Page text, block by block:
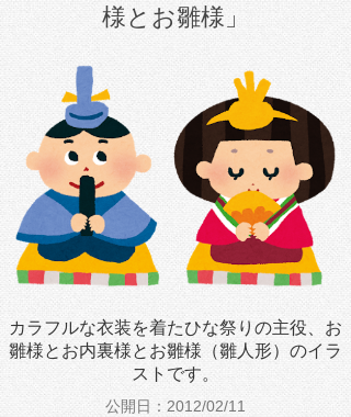
様とお雛様」
カラフルな衣装を着たひな祭りの主役、お
雛様とお内裏様とお雛様（雛人形）のイラ
ストです。
公開日：2012/02/11